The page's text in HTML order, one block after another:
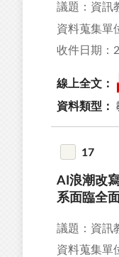
議題：資訊
資料蒐集單
收件日期：
線上全文：
資料類型：
17
AI浪潮改
系面臨全
議題：資訊
資料蒐集單